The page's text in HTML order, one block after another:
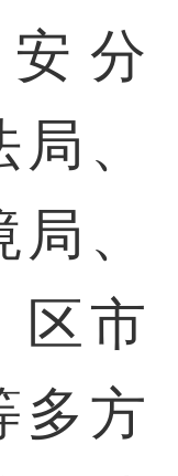
分
、
、
区市
多方